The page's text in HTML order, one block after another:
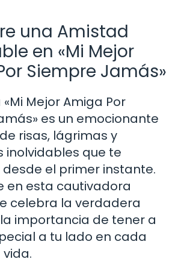
una Amistad
en «Mi Mejor
Siempre Jamás»
Mejor Amiga Por
es un emocionante
risas, lágrimas y
inolvidables que te
el primer instante.
en esta cautivadora
celebra la verdadera
importancia de tener a
a tu lado en cada